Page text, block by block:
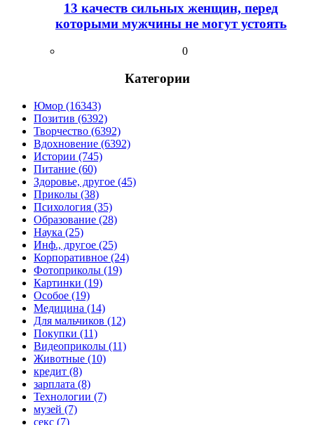
13 качеств сильных женщин, перед
которыми мужчины не могут устоять
0
Категории
Юмор (16343)
Позитив (6392)
Творчество (6392)
Вдохновение (6392)
Истории (745)
Питание (60)
Здоровье, другое (45)
Приколы (38)
Психология (35)
Образование (28)
Наука (25)
Инф., другое (25)
Корпоративное (24)
Фотоприколы (19)
Картинки (19)
Особое (19)
Медицина (14)
Для мальчиков (12)
Покупки (11)
Видеоприколы (11)
Животные (10)
кредит (8)
зарплата (8)
Технологии (7)
музей (7)
секс (7)